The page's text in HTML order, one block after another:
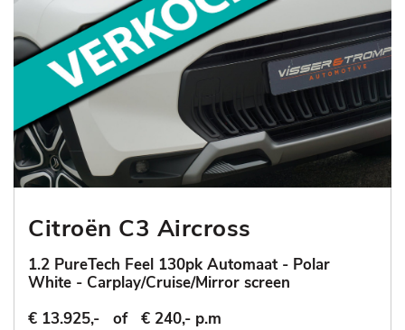
Citroën C3 Aircross
1.2 PureTech Feel 130pk Automaat - Polar
White - Carplay/Cruise/Mirror screen
€ 13.925,-
of € 240,- p.m